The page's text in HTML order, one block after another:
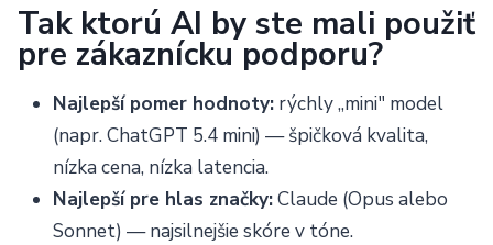
Tak ktorú AI by ste mali použiť
pre zákaznícku podporu?
Najlepší pomer hodnoty: rýchly „mini" model
(napr. ChatGPT 5.4 mini) — špičková kvalita,
nízka cena, nízka latencia.
Najlepší pre hlas značky:Claude (Opus alebo
Sonnet) — najsilnejšie skóre v tóne.